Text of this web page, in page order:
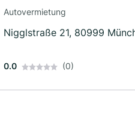
Autovermietung
Nigglstraße 21, 80999
0.0 (0)